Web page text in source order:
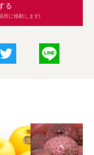
る
所に移動します)